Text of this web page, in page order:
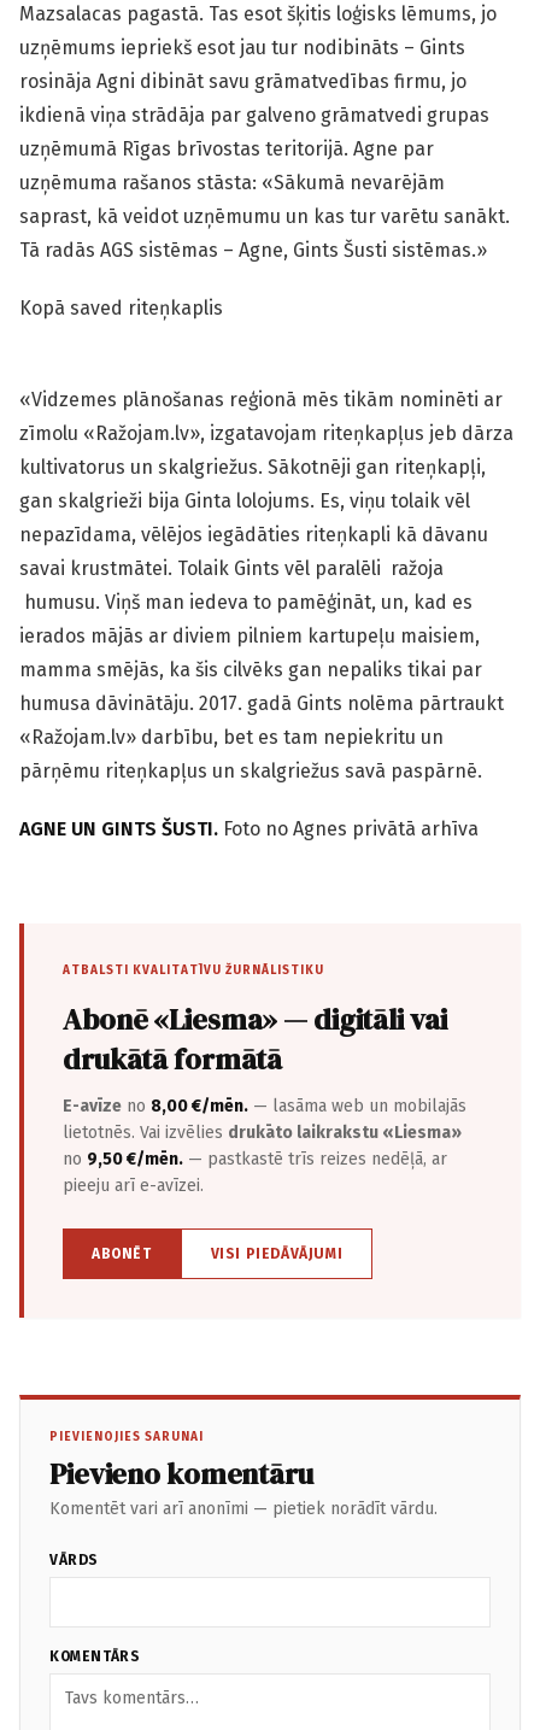
Mazsalacas pagastā. Tas esot šķitis loģisks lēmums, jo
uzņēmums iepriekš esot jau tur nodibināts – Gints
rosināja Agni dibināt savu grāmatvedības firmu, jo
ikdienā viņa strādāja par galveno grāmatvedi grupas
uzņēmumā Rīgas brīvostas teritorijā. Agne par
uzņēmuma rašanos stāsta: «Sākumā nevarējām
saprast, kā veidot uzņēmumu un kas tur varētu sanākt.
Tā radās AGS sistēmas – Agne, Gints Šusti sistēmas.»
Kopā saved riteņkaplis
«Vidzemes plānošanas reģionā mēs tikām nominēti ar
zīmolu «Ražojam.lv», izgatavojam riteņkapļus jeb dārza
kultivatorus un skalgriežus. Sākotnēji gan riteņkapļi,
gan skalgrieži bija Ginta lolojums. Es, viņu tolaik vēl
nepazīdama, vēlējos iegādāties riteņkapli kā dāvanu
savai krustmātei. Tolaik Gints vēl paralēli ražoja
humusu. Viņš man iedeva to pamēģināt, un, kad es
ierados mājās ar diviem pilniem kartupeļu maisiem,
mamma smējās, ka šis cilvēks gan nepaliks tikai par
humusa dāvinātāju. 2017. gadā Gints nolēma pārtraukt
«Ražojam.lv» darbību, bet es tam nepiekritu un
pārņēmu riteņkapļus un skalgriežus savā paspārnē.
AGNE UN GINTS ŠUSTI. Foto no Agnes privātā arhīva
ATBALSTI KVALITATĪVU ŽURNĀLISTIKU
Abonē «Liesma» — digitāli vai
drukātā formātā
E-avīze no 8,00 €/mēn. — lasāma web un mobilajās
lietotnēs. Vai izvēlies drukāto laikrakstu «Liesma»
no 9,50 €/mēn. — pastkastē trīs reizes nedēļā, ar
pieeju arī e-avīzei.
ABONĒT VISI PIEDĀVĀJUMI
PIEVIENOJIES SARUNAI
Pievieno komentāru
Komentēt vari arī anonīmi — pietiek norādīt vārdu.
VĀRDS
KOMENTĀRS